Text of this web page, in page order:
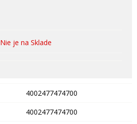
Nie je na Sklade
4002477474700
4002477474700